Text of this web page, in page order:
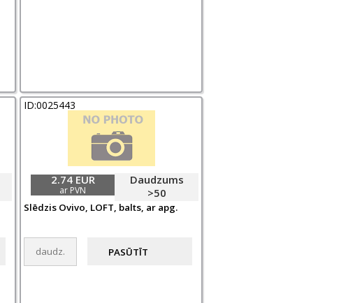
ID:0025443
Daudzums
>50
2.74 EUR
ar PVN
Slēdzis Ovivo, LOFT, balts, ar apg.